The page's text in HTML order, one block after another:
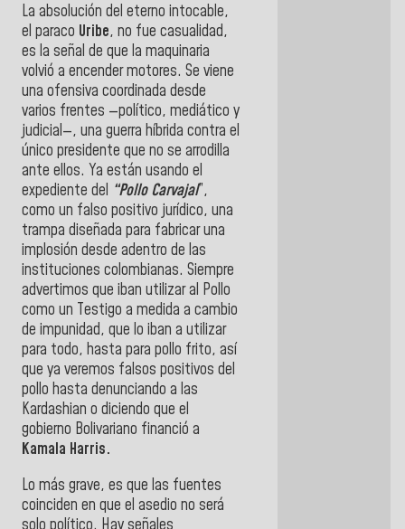
La absolución del eterno intocable,
el paraco Uribe, no fue casualidad,
es la señal de que la maquinaria
volvió a encender motores. Se viene
una ofensiva coordinada desde
varios frentes —político, mediático y
judicial—, una guerra híbrida contra el
único presidente que no se arrodilla
ante ellos. Ya están usando el
expediente del “Pollo Carvajal”,
como un falso positivo jurídico, una
trampa diseñada para fabricar una
implosión desde adentro de las
instituciones colombianas. Siempre
advertimos que iban utilizar al Pollo
como un Testigo a medida a cambio
de impunidad, que lo iban a utilizar
para todo, hasta para pollo frito, así
que ya veremos falsos positivos del
pollo hasta denunciando a las
Kardashian o diciendo que el
gobierno Bolivariano financió a
Kamala Harris.
Lo más grave, es que las fuentes
coinciden en que el asedio no será